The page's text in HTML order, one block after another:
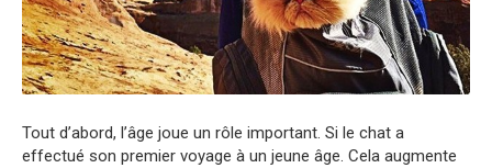
Tout d’abord, l’âge joue un rôle important. Si le chat a
effectué son premier voyage à un jeune âge. Cela augmente